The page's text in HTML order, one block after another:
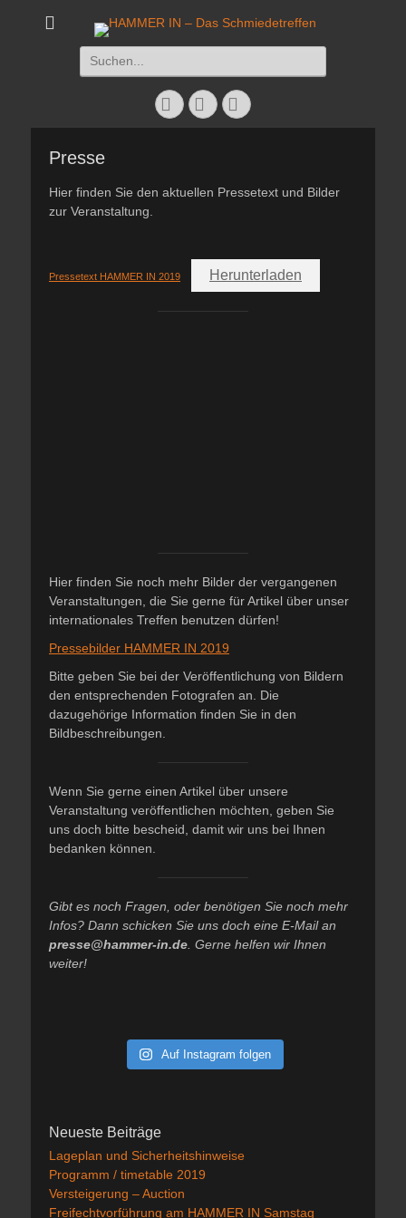
HAMMER IN - Das
Das Schmiedetreffen 26. – 28. Juli 2019
Suchen
nach:
Facebook
TwitterInstagram
Presse
Hier finden Sie den aktuellen Pressetext und Bilder
zur Veranstaltung.
Pressetext HAMMER IN 2019 Herunterladen
Hier finden Sie noch mehr Bilder der vergangenen
Veranstaltungen, die Sie gerne für Artikel über unser
internationales Treffen benutzen dürfen!
Pressebilder HAMMER IN 2019
Bitte geben Sie bei der Veröffentlichung von Bildern
den entsprechenden Fotografen an. Die
dazugehörige Information finden Sie in den
Bildbeschreibungen.
Wenn Sie gerne einen Artikel über unsere
Veranstaltung veröffentlichen möchten, geben Sie
uns doch bitte bescheid, damit wir uns bei Ihnen
bedanken können.
Gibt es noch Fragen, oder benötigen Sie noch mehr
Infos? Dann schicken Sie uns doch eine E-Mail an
presse@hammer-in.de . Gerne helfen wir Ihnen
weiter!
Auf Instagram folgen
Neueste Beiträge
Lageplan und Sicherheitshinweise
Programm / timetable 2019
Versteigerung – Auction
Freifechtvorführung am HAMMER IN Samstag